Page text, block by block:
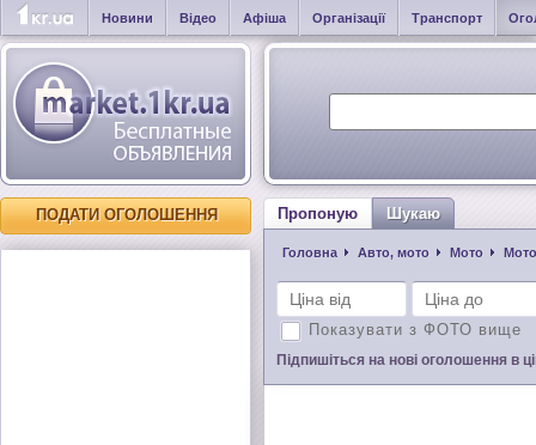
Новини Відео Афіша Організації Транспорт
ПОДАТИ ОГОЛОШЕННЯ Пропоную Шукаю
Головна Авто, мото Мото
Показувати з ФОТО вище
Підпишіться на нові оголошення в